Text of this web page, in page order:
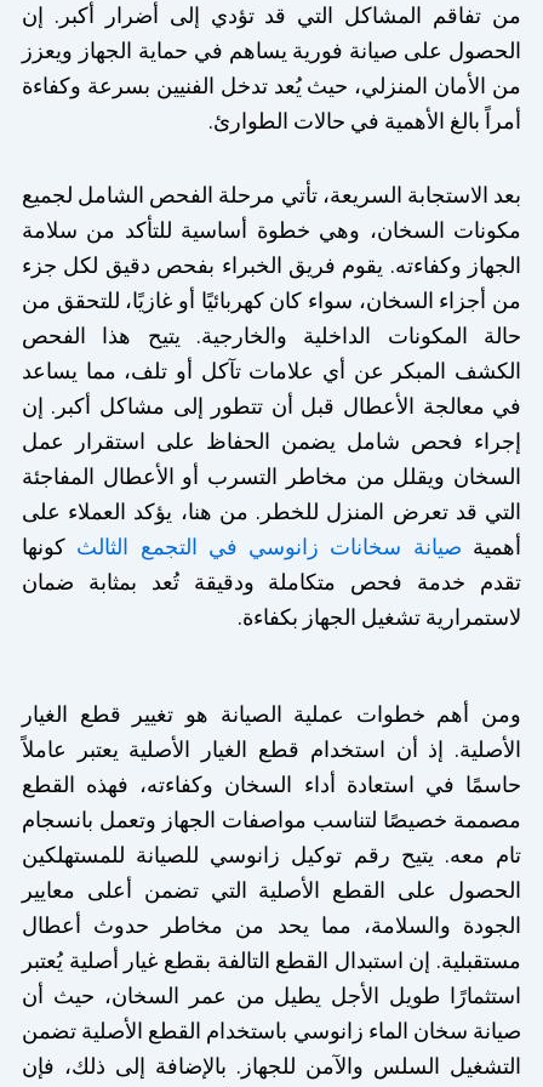
من تفاقم المشاكل التي قد تؤدي إلى أضرار أكبر. إن
الحصول على صيانة فورية يساهم في حماية الجهاز ويعزز
من الأمان المنزلي، حيث يُعد تدخل الفنيين بسرعة وكفاءة
أمراً بالغ الأهمية في حالات الطوارئ.
بعد الاستجابة السريعة، تأتي مرحلة الفحص الشامل لجميع
مكونات السخان، وهي خطوة أساسية للتأكد من سلامة
الجهاز وكفاءته. يقوم فريق الخبراء بفحص دقيق لكل جزء
من أجزاء السخان، سواء كان كهربائيًا أو غازيًا، للتحقق من
حالة المكونات الداخلية والخارجية. يتيح هذا الفحص
الكشف المبكر عن أي علامات تآكل أو تلف، مما يساعد
في معالجة الأعطال قبل أن تتطور إلى مشاكل أكبر. إن
إجراء فحص شامل يضمن الحفاظ على استقرار عمل
السخان ويقلل من مخاطر التسرب أو الأعطال المفاجئة
التي قد تعرض المنزل للخطر. من هنا، يؤكد العملاء على
أهمية صيانة سخانات زانوسي في التجمع الثالثكونها
تقدم خدمة فحص متكاملة ودقيقة تُعد بمثابة ضمان
لاستمرارية تشغيل الجهاز بكفاءة.
ومن أهم خطوات عملية الصيانة هو تغيير قطع الغيار
الأصلية. إذ أن استخدام قطع الغيار الأصلية يعتبر عاملاً
حاسمًا في استعادة أداء السخان وكفاءته، فهذه القطع
مصممة خصيصًا لتناسب مواصفات الجهاز وتعمل بانسجام
تام معه. يتيح رقم توكيل زانوسي للصيانة للمستهلكين
الحصول على القطع الأصلية التي تضمن أعلى معايير
الجودة والسلامة، مما يحد من مخاطر حدوث أعطال
مستقبلية. إن استبدال القطع التالفة بقطع غيار أصلية يُعتبر
استثمارًا طويل الأجل يطيل من عمر السخان، حيث أن
صيانة سخان الماء زانوسي باستخدام القطع الأصلية تضمن
التشغيل السلس والآمن للجهاز. بالإضافة إلى ذلك، فإن